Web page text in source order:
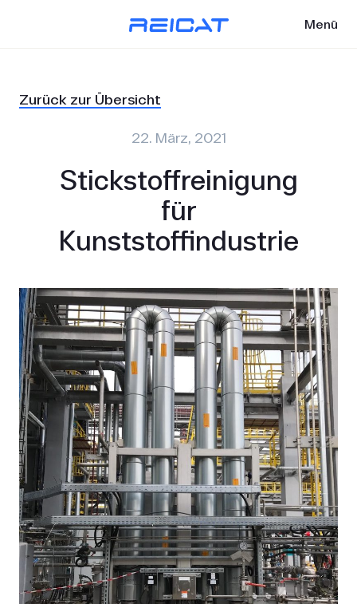
Menü
Zurück zur Übersicht
22. März, 2021
Stickstoffreinigung
für
Kunststoffindustrie